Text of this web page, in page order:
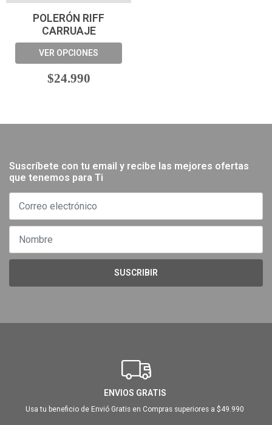
POLERÓN RIFF
CARRUAJE
VER OPCIONES
$24.990
Suscríbete con tu email y recibe las mejores ofertas
que tenemos para Ti
SUSCRIBIR
ENVIOS GRATIS
Usa tu beneficio de Envió Gratis en Compras superiores a $49.990